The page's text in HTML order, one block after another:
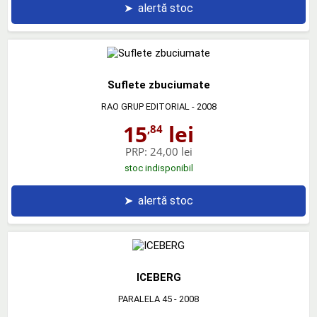
➤ alertă stoc
Suflete zbuciumate
RAO GRUP EDITORIAL - 2008
15,84 lei
PRP: 24,00 lei
stoc indisponibil
➤ alertă stoc
ICEBERG
PARALELA 45 - 2008